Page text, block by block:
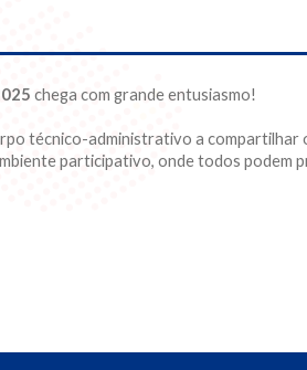
chega com grande entusiasmo!
técnico-administrativo a
participativo, onde todos